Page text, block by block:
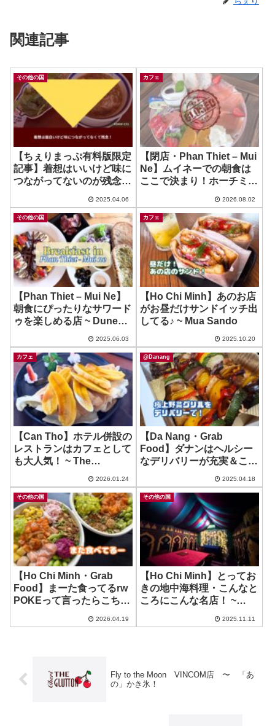
関連記事
その他の国
【ちぇりまっぷ有料版限定
記事】着想はいいけど味に
つながってないのが残念
2025.04.06
カフェ
【閉店・Phan Thiet – Mui
Ne】ムイネーでの朝食は
ここで決まり！ホーチミン
in August
2026.08.02
その他の国
【Phan Thiet – Mui Ne】
朝食にぴったりなサワード
ゥを楽しめる店 ~ Dunes
2025.06.03
カフェ
【Ho Chi Minh】あのお店
がお昼だけサンドイッチ出
してる♪ ~ Mua Sando
2025.10.20
カフェ
【Can Tho】ホテル併設の
レストランはカフェとして
も大人気！ ~ The
2026.01.24
@Danang
【Da Nang・Grab
Food】ダナンはヘルシー
なデリバリーが充実＆ここ
Juice HEYLIFE
2025.04.18
その他の国
【Ho Chi Minh・Grab
Food】まーた食ってるrw
POKEって言ったらこちら
2026.04.19
その他の国
【Ho Chi Minh】とってお
きの地中海料理・こんなと
ころにこんな名店！ ~
Moroccan Restaurant
2025.11.11
Fly to the Moon VINCOM店 〜 「あ
の」かき氷！